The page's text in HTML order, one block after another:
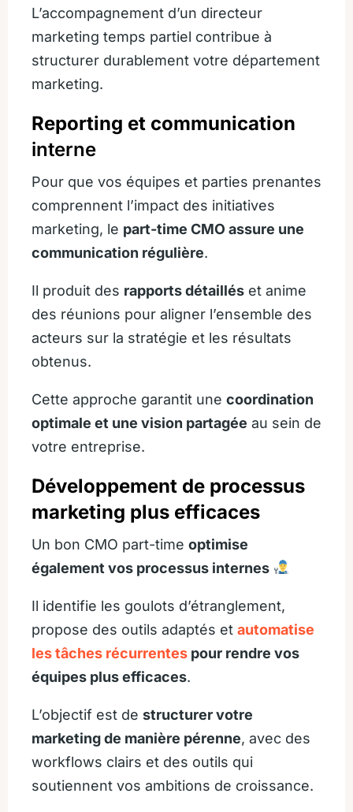
L’accompagnement d’un directeur
marketing temps partiel contribue à
structurer durablement votre département
marketing.
Reporting et communication
interne
Pour que vos équipes et parties prenantes
comprennent l’impact des initiatives
marketing, le part-time CMO assure une
communication régulière.
Il produit des rapports détaillés et anime
des réunions pour aligner l’ensemble des
acteurs sur la stratégie et les résultats
obtenus.
Cette approche garantit une coordination
optimale et une vision partagée au sein de
votre entreprise.
Développement de processus
marketing plus efficaces
Un bon CMO part-time optimise
également vos processus internes
Il identifie les goulots d’étranglement,
propose des outils adaptés et automatise
les tâches récurrentes pour rendre vos
équipes plus efficaces.
L’objectif est de structurer votre
marketing de manière pérenne, avec des
workflows clairs et des outils qui
soutiennent vos ambitions de croissance.